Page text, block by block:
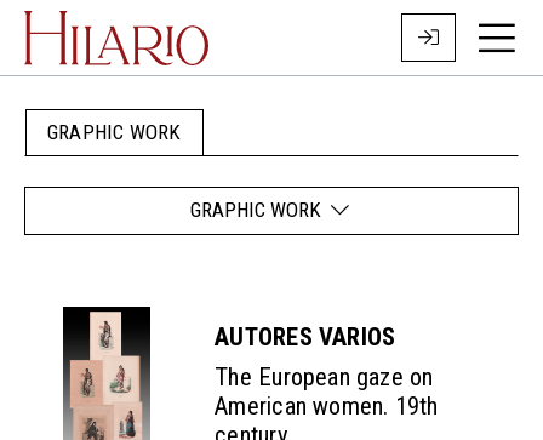
GRAPHIC WORK
GRAPHIC WORK
AUTORES VARIOS
The European gaze on
American women. 19th